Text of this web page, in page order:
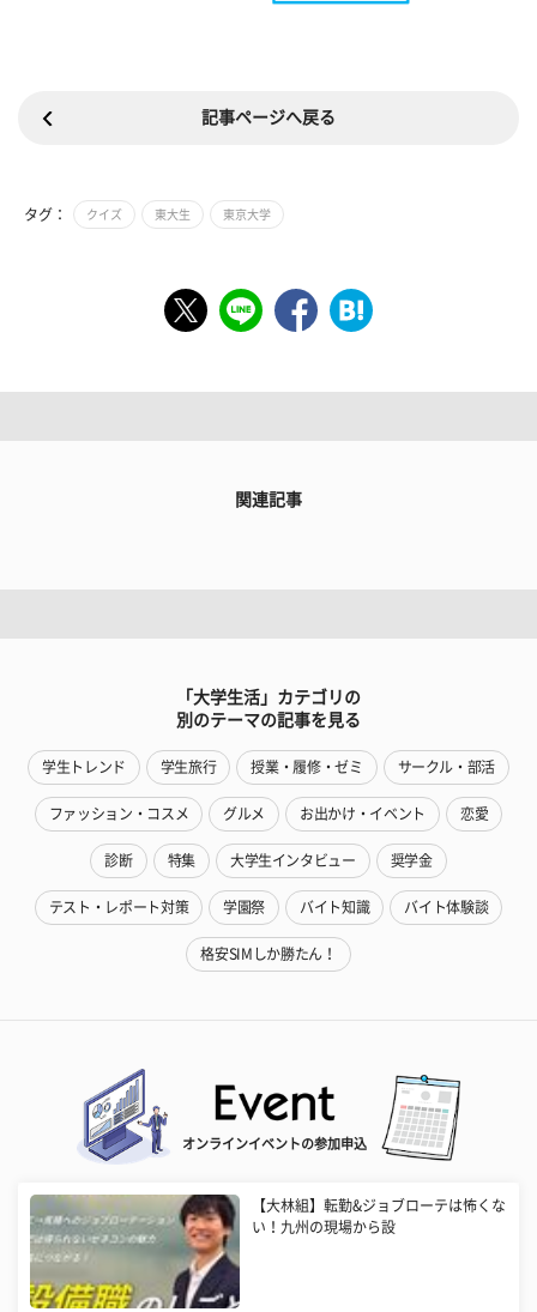
記事ページへ戻る
タグ： クイズ 東大生 東京大学
関連記事
「大学生活」カテゴリの
別のテーマの記事を見る
学生トレンド 学生旅行 授業・履修・ゼミ サークル・部活
ファッション・コスメ グルメ お出かけ・イベント 恋愛
診断 特集 大学生インタビュー 奨学金
テスト・レポート対策 学園祭 バイト知識 バイト体験談
格安SIMしか勝たん！
オンラインイベントの参加申込
【大林組】転勤&ジョブローテは怖くな
い！九州の現場から設